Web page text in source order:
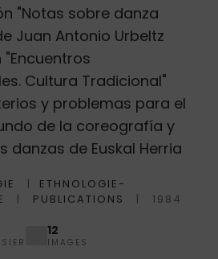
"Notas sobre danza
Juan Antonio Urbeltz
Cultura Tradicional"
y problemas para el
de la coreografía y
danzas de Euskal Herria
ETHNOLOGIE-
PUBLICATIONS 1984
12
IMAGES